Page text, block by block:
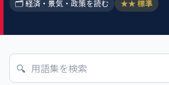
🗂 経済・景気・政策を読む ★★ 標準
🔍